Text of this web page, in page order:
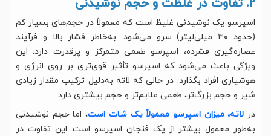
۲. تفاوت در غلظت و حجم نوشیدنی
اسپرسو یک نوشیدنی غلیظ است که معمولاً در حجم‌های بسیار کم
(حدود ۳۰ میلی‌لیتر) سرو می‌شود. به‌خاطر فشار بالا و فرآیند
عصاره‌گیری فشرده، اسپرسو طعمی متمرکز و پرقدرت دارد. این
ویژگی باعث می‌شود که اسپرسو تأثیر قوی‌تری بر روی انرژی و
هوشیاری افراد بگذارد. در حالی که لاته به‌دلیل ترکیب مقدار زیادی
شیر و حجم بزرگ‌تر، طعمی ملایم‌تر و حجم بیشتری دارد.
در لاته، میزان اسپرسو معمولاً یک شات است، اما حجم نوشیدنی
به‌طور معمول بیشتر از یک فنجان اسپرسو است. این تفاوت در